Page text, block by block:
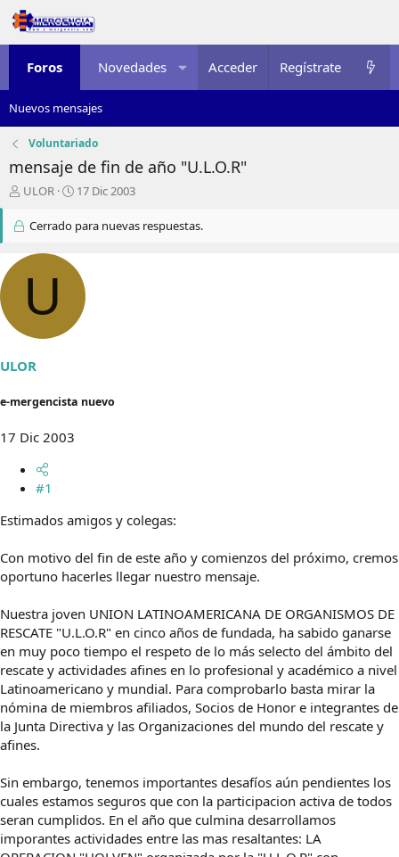
Foros Novedades Multimedia Recursos
Acceder Regístrate
Nuevos mensajes
Voluntariado
mensaje de fin de año "U.L.O.R"
I
i
i
o
d
l
e
a
ULOR
F
c
h
d
n
17 Dic 2003
Cerrado para nuevas respuestas.
U
ULOR
e-mergencista nuevo
17 Dic 2003
#1
Estimados amigos y colegas:
Con motivo del fin de este año y comienzos del próximo, cremos
oportuno hacerles llegar nuestro mensaje.
Nuestra joven UNION LATINOAMERICANA DE ORGANISMOS DE
RESCATE "U.L.O.R" en cinco años de fundada, ha sabido ganarse
en muy poco tiempo el respeto de lo más selecto del ámbito del
rescate y actividades afines en lo profesional y académico a nivel
Latinoamericano y mundial. Para comprobarlo basta mirar la
nómina de miembros afiliados, Socios de Honor e integrantes de
la Junta Directiva y las Organizaciones del mundo del rescate y
afines.
Sin embargo, tenemos importantes desafíos aún pendientes los
cuales estamos seguros que con la participacion activa de todos
seran cumplidos. En el año que culmina desarrollamos
imporantes actividades entre las mas resaltantes: LA